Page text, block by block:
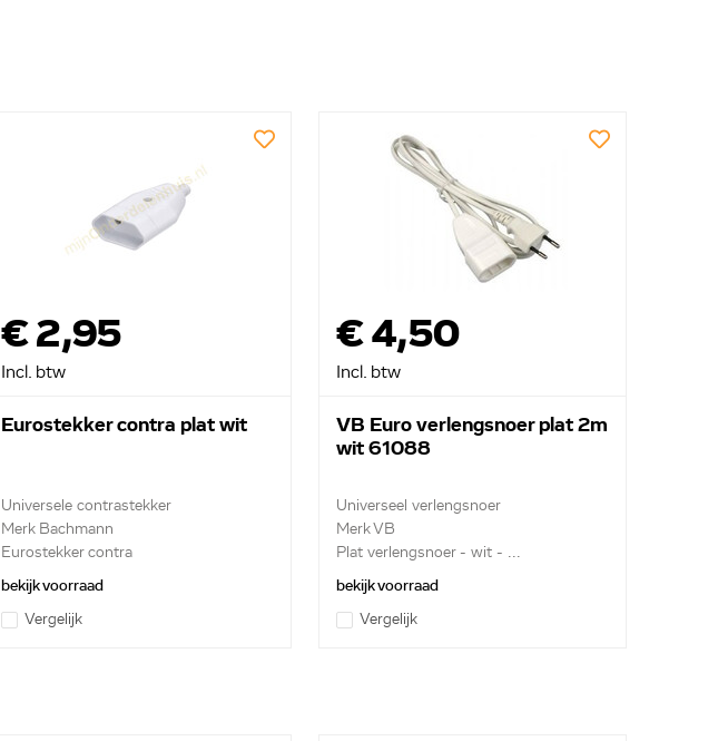
€ 2,95
Incl. btw
Eurostekker contra plat wit
Universele contrastekker
Merk Bachmann
Eurostekker contra
bekijk voorraad
Vergelijk
€ 4,50
Incl. btw
VB Euro verlengsnoer plat 2m
wit 61088
Universeel verlengsnoer
Merk VB
Plat verlengsnoer - wit - ...
bekijk voorraad
Vergelijk